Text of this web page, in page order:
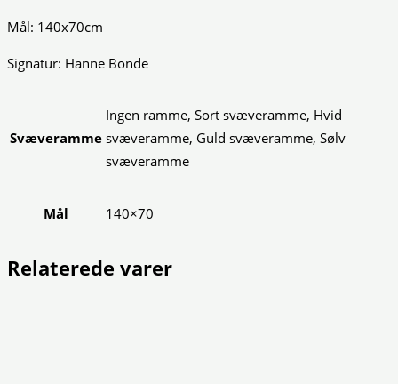
Mål: 140x70cm
Signatur: Hanne Bonde
Svæveramme
Ingen ramme, Sort svæveramme, Hvid
svæveramme, Guld svæveramme, Sølv
svæveramme
Mål 140×70
Relaterede varer